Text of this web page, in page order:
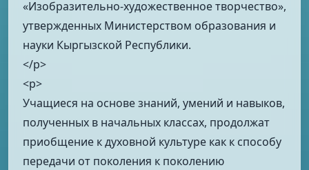
«Изобразительно-художественное творчество»,
утвержденных Министерством об­разования и
науки Кыргызской Республики.
</p>
<p>
Учащиеся на основе знаний, умений и навыков,
полученных в начальных классах, продолжат
приобщение к духовной культуре как к способу
передачи от поколения к поколению